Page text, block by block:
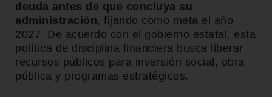
deuda antes de que concluya su
administración, fijando como meta el año
2027. De acuerdo con el gobierno estatal, esta
política de disciplina financiera busca liberar
recursos públicos para inversión social, obra
pública y programas estratégicos.